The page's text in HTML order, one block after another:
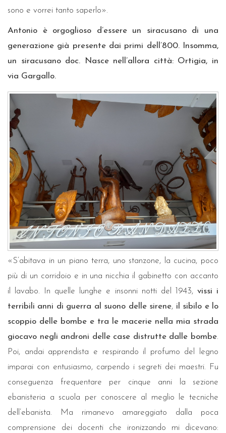
sono e vorrei tanto saperlo».
Antonio è orgoglioso d’essere un siracusano di una
generazione già presente dai primi dell’800. Insomma,
un siracusano doc. Nasce nell’allora città: Ortigia, in
via Gargallo.
«S’abitava in un piano terra, uno stanzone, la cucina, poco
più di un corridoio e in una nicchia il gabinetto con accanto
il lavabo. In quelle lunghe e insonni notti del 1943, vissi i
terribili anni di guerra al suono delle sirene, il sibilo e lo
scoppio delle bombe e tra le macerie nella mia strada
giocavo negli androni delle case distrutte dalle bombe.
Poi, andai apprendista e respirando il profumo del legno
imparai con entusiasmo, carpendo i segreti dei maestri. Fu
conseguenza frequentare per cinque anni la sezione
ebanisteria a scuola per conoscere al meglio le tecniche
dell’ebanista. Ma rimanevo amareggiato dalla poca
comprensione dei docenti che ironizzando mi dicevano: